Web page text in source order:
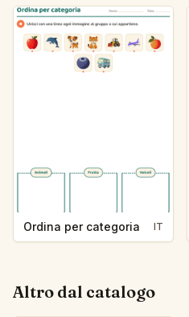
Ordina per categoria IT
Altro dal catalogo